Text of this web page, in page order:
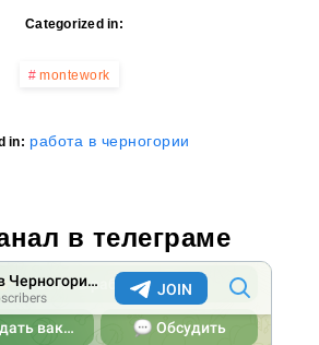
Categorized in:
montework
in: работа в черногории
в телеграме